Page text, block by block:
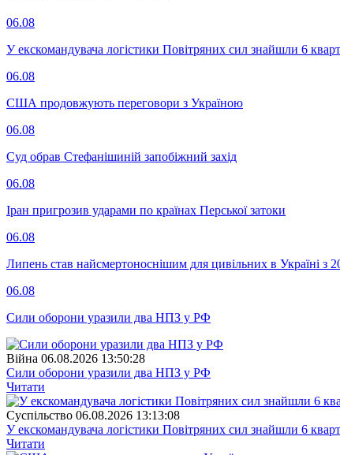
06.08
У екскомандувача логістики Повітряних сил знайшли 6
06.08
США продовжують переговори з Україною
06.08
Суд обрав Стефанішиній запобіжний захід
06.08
Іран пригрозив ударами по країнах Перської затоки
06.08
Липень став найсмертоноснішим для цивільних в Україні з
06.08
Сили оборони уразили два НПЗ у РФ
Війна 06.08.2026 13:50:28
Сили оборони уразили два НПЗ у РФ
Читати
Суспiльство 06.08.2026 13:13:08
У екскомандувача логістики Повітряних сил знайшли 6
Читати